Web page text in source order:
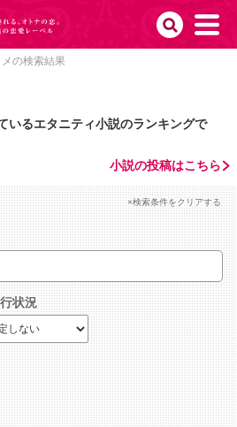
の検索結果
いるエタニティ小説のランキングで
小説の投稿はこちら
×検索条件をクリアする
状況